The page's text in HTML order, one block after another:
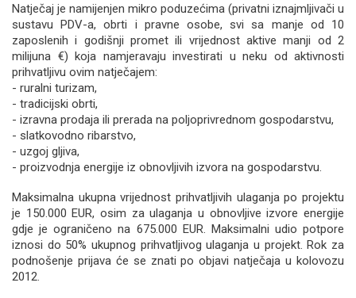
Natječaj je namijenjen mikro poduzećima (privatni iznajmljivači u
sustavu PDV-a, obrti i pravne osobe, svi sa manje od 10
zaposlenih i godišnji promet ili vrijednost aktive manji od 2
milijuna €) koja namjeravaju investirati u neku od aktivnosti
prihvatljivu ovim natječajem:
- ruralni turizam,
- tradicijski obrti,
- izravna prodaja ili prerada na poljoprivrednom gospodarstvu,
- slatkovodno ribarstvo,
- uzgoj gljiva,
- proizvodnja energije iz obnovljivih izvora na gospodarstvu.
Maksimalna ukupna vrijednost prihvatljivih ulaganja po projektu
je 150.000 EUR, osim za ulaganja u obnovljive izvore energije
gdje je ograničeno na 675.000 EUR. Maksimalni udio potpore
iznosi do 50% ukupnog prihvatljivog ulaganja u projekt. Rok za
podnošenje prijava će se znati po objavi natječaja u kolovozu
2012.